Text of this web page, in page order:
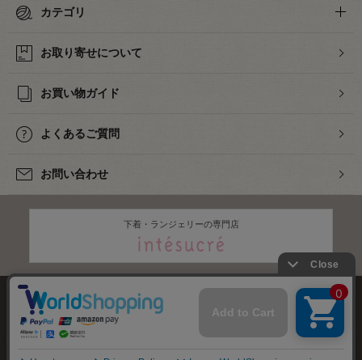
カテゴリ
お取り寄せについて
お買い物ガイド
よくあるご質問
お問い合わせ
下着・ランジェリーの専門店
株式会社オカダヤ
特定商取引法に基づく表記 プライバシーポリシー サイトマップ